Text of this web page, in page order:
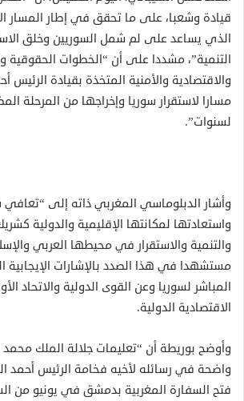
قيادة وشعبا، على ما تحقق في إطار المسار
الذي يساعد على لم شمل السوريين وخلق
التنمية”، مشددا على أن “الخطوات الحقوقية
والاقتصادية والأمنية المتخذة بقيادة الرئيس
مسارا لاستقرار سوريا وإخراجها من المرحلة
لسنوات”.
وأشار الدبلوماسي المغربي ذاته إلى “تعافي
واستعادتها لمكانتها الإقليمية والدولية
والتنمية والاستقرار في محيطها العربي
مستشهدا في هذا الصدد بالإشارات الإيجابية
المباشر لسوريا وعن القوى الدولية والاتحاد
الاقتصادية الدولية.
وأوضح بوريطة أن “تعليمات جلالة الملك
واضحة في رسائله لأخيه فخامة الرئيس أحمد
فتح السفارة المغربية بدمشق في يونيو من